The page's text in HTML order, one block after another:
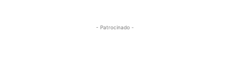
- Patrocinado -